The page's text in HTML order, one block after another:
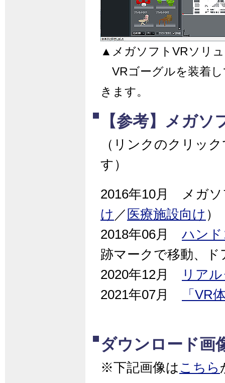
▲メガソフトVRソリ
VRゴーグルを装着し
きます。
【参考】メガ
（リンクのクリッ
す）
2016年10月 メガソ
け ／ 医療施設向け ）
2018年06月 ハン
跡マークで移動、
2020年12月
リア
2021年07月
「VR
ダウンロード画
※下記画像は こちら